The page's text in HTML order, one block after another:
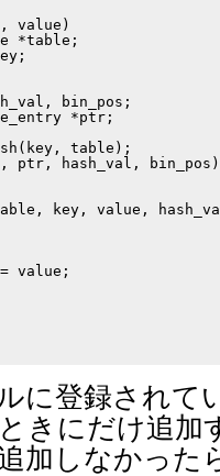
value)
*table;
bin_pos;
*ptr;
table);
ptr, hash_val,
key, value,
value;
に登録されて
きにだけ追加
加しなかった